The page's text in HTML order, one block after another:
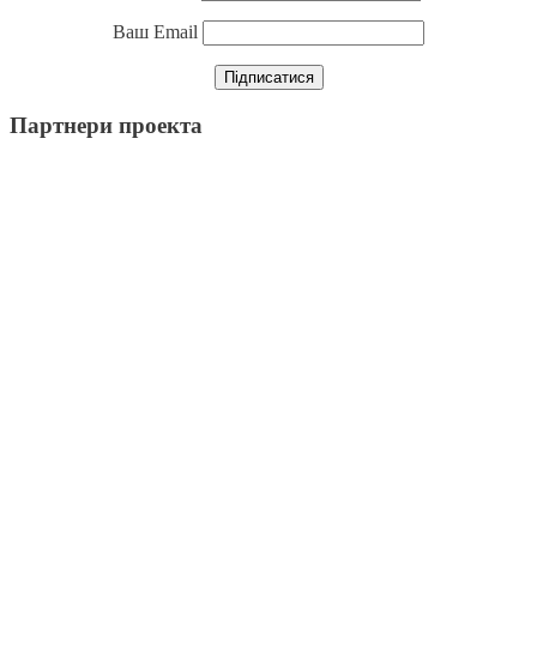
Ваш Email
Партнери проекта